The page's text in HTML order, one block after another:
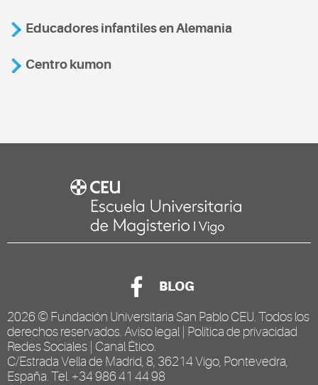
Educadores infantiles en Alemania
Centro kumon
BLOG
2026 © Fundación Universitaria San Pablo CEU . Todos los
derechos reservados. Aviso legal
Política de privacidad
Redes Sociales Canal Ético
C/Estrada Vella de Madrid, 8, 36214 Vigo, Pontevedra,
España. Tel. +34 986 41 44 98